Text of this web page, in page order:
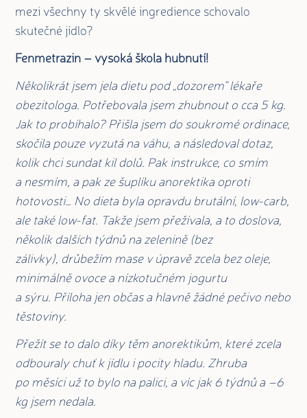
mezi všechny ty skvělé ingredience schovalo
skutečné jídlo?
Fenmetrazin – vysoká škola hubnutí!
Několikrát jsem jela dietu pod „dozorem“ lékaře
obezitologa. Potřebovala jsem zhubnout o cca 5 kg.
Jak to probíhalo? Přišla jsem do soukromé ordinace,
skočila pouze vyzutá na váhu, a následoval dotaz,
kolik chci sundat kil dolů. Pak instrukce, co smím
a nesmím, a pak ze šuplíku anorektika oproti
hotovosti… No dieta byla opravdu brutální, low-carb,
ale také low-fat. Takže jsem přežívala, a to doslova,
několik dalších týdnů na zelenině (bez
zálivky), drůbežím mase v úpravě zcela bez oleje,
minimálně ovoce a nízkotučném jogurtu
a sýru. Příloha jen občas a hlavně žádné pečivo nebo
těstoviny.
Přežít se to dalo díky těm anorektikům, které zcela
odbouraly chuť k jídlu i pocity hladu. Zhruba
po měsíci už to bylo na palici, a víc jak 6 týdnů a –6
kg jsem nedala.